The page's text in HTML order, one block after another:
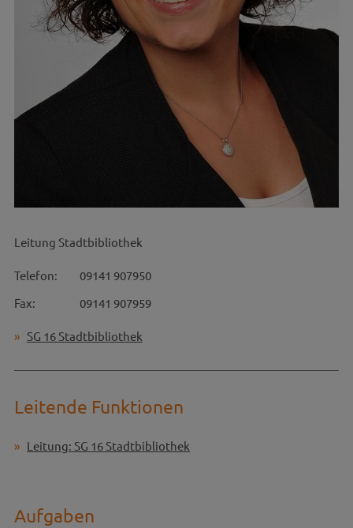
Leitung Stadtbibliothek
Telefon:
09141 907950
Fax:
09141 907959
SG 16 Stadtbibliothek
Leitende Funktionen
Leitung: SG 16 Stadtbibliothek
Aufgaben